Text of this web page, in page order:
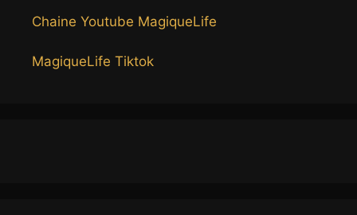
Chaine Youtube MagiqueLife
MagiqueLife Tiktok